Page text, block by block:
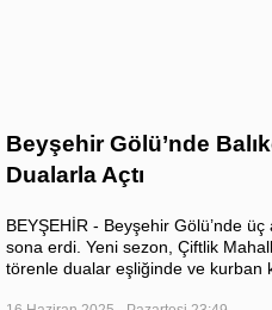
Beyşehir Gölü’nde
Dualarla Açtı
BEYŞEHİR - Beyşehir Gölü’nde
sona erdi. Yeni sezon, Çiftlik
törenle dualar eşliğinde ve kurban